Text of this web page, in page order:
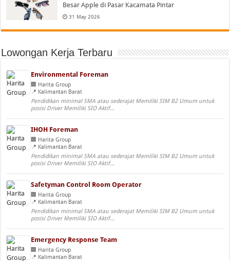
Besar Apple di Pasar Kacamata Pintar
31 May 2026
Lowongan Kerja Terbaru
Environmental Foreman
Harita Group
Kalimantan Barat
Pendidikan minimal SMA atau sederajat Memiliki SIM B2 Umum untuk
posisi Driver Memiliki SIO Aktif...
IHOH Foreman
Harita Group
Kalimantan Barat
Pendidikan minimal SMA atau sederajat Memiliki SIM B2 Umum untuk
posisi Driver Memiliki SIO Aktif...
Safetyman Control Room Operator
Harita Group
Kalimantan Barat
Pendidikan minimal SMA atau sederajat Memiliki SIM B2 Umum untuk
posisi Driver Memiliki SIO Aktif...
Emergency Response Team
Harita Group
Kalimantan Barat